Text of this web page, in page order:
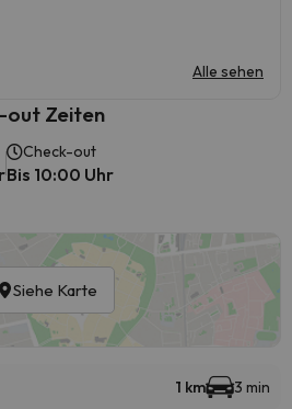
Alle sehen
out Zeiten
Check-out
Bis 10:00 Uhr
Siehe Karte
1 km 3 min